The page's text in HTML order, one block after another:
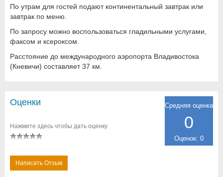
По утрам для гостей подают континентальный завтрак или
завтрак по меню.
По запросу можно воспользоваться гладильными услугами,
факсом и ксероксом.
Расстояние до международного аэропорта Владивостока
(Кневичи) составляет 37 км.
Средняя оценка
0
Оценок: 0
Оценки
Нажмите здесь чтобы дать оценку
Написать Отзыв